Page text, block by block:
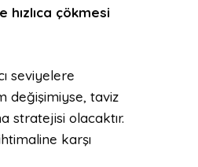
çökmesi
seviyelere
değişimiyse, taviz
stratejisi olacaktır.
karşı